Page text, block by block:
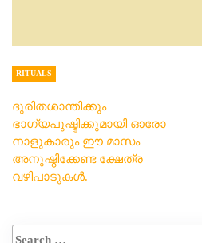
RITUALS
ദുരിതശാന്തിക്കും
ഭാഗ്യപുഷ്ടിക്കുമായി ഓരോ
നാളുകാരും ഈ മാസം
അനുഷ്ഠിക്കേണ്ട ക്ഷേത്ര
വഴിപാടുകൾ.